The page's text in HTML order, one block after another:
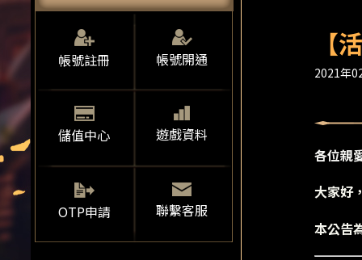
帳號註冊 帳號開通
儲值中心 遊戲資料
OTP申請 聯繫客服
【
2021年
各位親
大家好
本公告